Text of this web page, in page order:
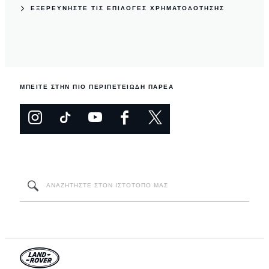
ΕΞΕΡΕΥΝΗΣΤΕ ΤΙΣ ΕΠΙΛΟΓΕΣ ΧΡΗΜΑΤΟΔΟΤΗΣΗΣ
ΜΠΕΙΤΕ ΣΤΗΝ ΠΙΟ ΠΕΡΙΠΕΤΕΙΩΔΗ ΠΑΡΕΑ